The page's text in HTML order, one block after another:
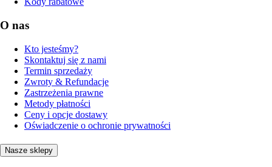
O nas
Kto jesteśmy?
Skontaktuj się z nami
Termin sprzedaży
Zwroty & Refundacje
Zastrzeżenia prawne
Metody płatności
Ceny i opcje dostawy
Oświadczenie o ochronie prywatności
Nasze sklepy